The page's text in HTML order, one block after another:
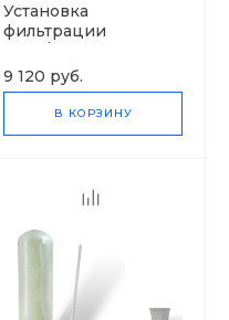
Установка
фильтрации
9 120 руб.
В КОРЗИНУ